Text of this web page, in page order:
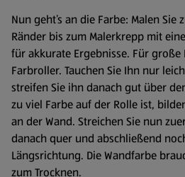
Nun geht’s an die Farbe: Malen Sie
Ränder bis zum Malerkrepp mit
für akkurate Ergebnisse. Für große
Farbroller. Tauchen Sie Ihn nur
streifen Sie ihn danach gut über
zu viel Farbe auf der Rolle ist,
an der Wand. Streichen Sie nun
danach quer und abschließend
Längsrichtung. Die Wandfarbe
zum Trocknen.